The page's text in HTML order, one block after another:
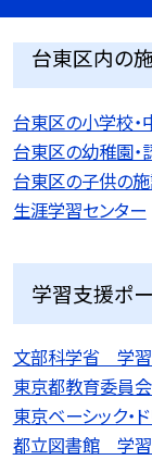
台東区内の
台東区の小学校・
台東区の幼稚園・
台東区の子供の
生涯学習センター
学習支援ポ
文部科学省 学習
東京都教育委員
東京ベーシック・ド
都立図書館 学習